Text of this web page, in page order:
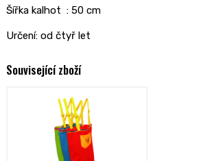
Šířka kalhot : 50 cm
Určení: od čtyř let
Související zboží